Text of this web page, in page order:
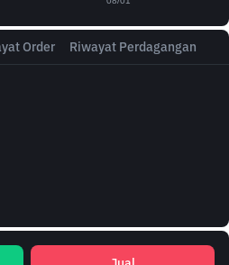
Order Riwayat Perdagangan